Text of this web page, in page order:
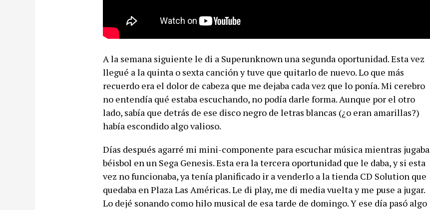
A la semana siguiente le di a Superunknown una segunda oportunidad. Esta vez
llegué a la quinta o sexta canción y tuve que quitarlo de nuevo. Lo que más
recuerdo era el dolor de cabeza que me dejaba cada vez que lo ponía. Mi cerebro
no entendía qué estaba escuchando, no podía darle forma. Aunque por el otro
lado, sabía que detrás de ese disco negro de letras blancas (¿o eran amarillas?)
había escondido algo valioso.
Días después agarré mi mini-componente para escuchar música mientras jugaba
béisbol en un Sega Genesis. Esta era la tercera oportunidad que le daba, y si esta
vez no funcionaba, ya tenía planificado ir a venderlo a la tienda CD Solution que
quedaba en Plaza Las Américas. Le di play, me di media vuelta y me puse a jugar.
Lo dejé sonando como hilo musical de esa tarde de domingo. Y ese día pasó algo